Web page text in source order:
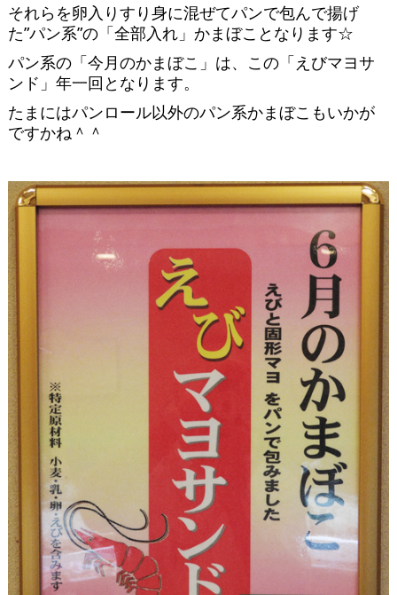
それらを卵入りすり身に混ぜてパンで包んで揚げ
た”パン系”の「全部入れ」かまぼことなります☆
パン系の「今月のかまぼこ」は、この「えびマヨサ
ンド」年一回となります。
たまにはパンロール以外のパン系かまぼこもいかが
ですかね＾＾